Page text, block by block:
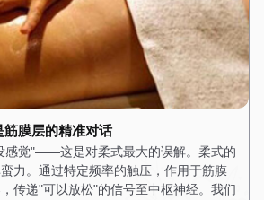
膜层的精准对话
感觉"——这是对柔式最大的误解。柔式的
力。通过特定频率的触压，作用于筋膜
传递"可以放松"的信号至中枢神经。我们